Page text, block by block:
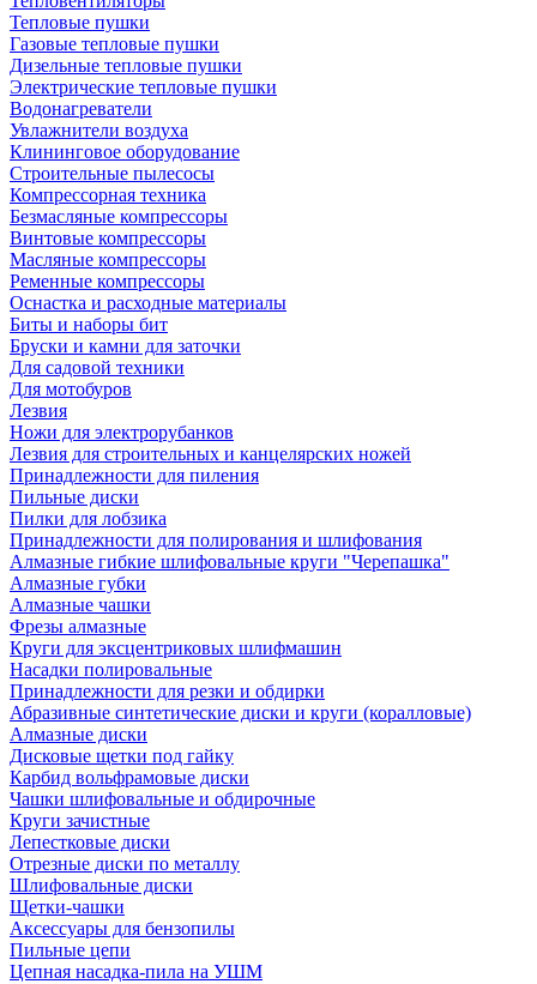
Тепловые пушки
Газовые тепловые пушки
Дизельные тепловые пушки
Электрические тепловые пушки
Водонагреватели
Увлажнители воздуха
Клининговое оборудование
Строительные пылесосы
Компрессорная техника
Безмасляные компрессоры
Винтовые компрессоры
Масляные компрессоры
Ременные компрессоры
Оснастка и расходные материалы
Биты и наборы бит
Бруски и камни для заточки
Для садовой техники
Для мотобуров
Лезвия
Ножи для электрорубанков
Лезвия для строительных и канцелярских ножей
Принадлежности для пиления
Пильные диски
Пилки для лобзика
Принадлежности для полирования и шлифования
Алмазные гибкие шлифовальные круги "Черепашка"
Алмазные губки
Алмазные чашки
Фрезы алмазные
Круги для эксцентриковых шлифмашин
Насадки полировальные
Принадлежности для резки и обдирки
Абразивные синтетические диски и круги (коралловые)
Алмазные диски
Дисковые щетки под гайку
Карбид вольфрамовые диски
Чашки шлифовальные и обдирочные
Круги зачистные
Лепестковые диски
Отрезные диски по металлу
Шлифовальные диски
Щетки-чашки
Аксессуары для бензопилы
Пильные цепи
Цепная насадка-пила на УШМ